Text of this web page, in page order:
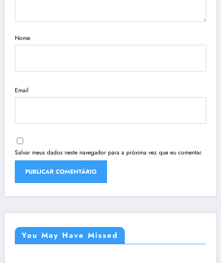
Nome
Email
Salvar meus dados neste navegador para a próxima vez que eu comentar.
You May Have Missed